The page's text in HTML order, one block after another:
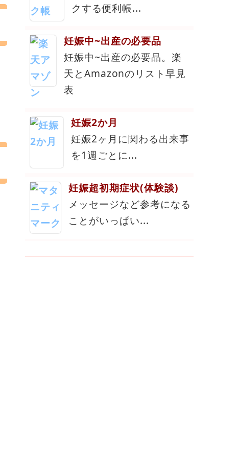
クする便利帳...
妊娠中~出産の必要品
妊娠中~出産の必要品。楽
天とAmazonのリスト早見
表
妊娠2か月
妊娠2ヶ月に関わる出来事
を1週ごとに...
妊娠超初期症状(体験談)
メッセージなど参考になる
ことがいっぱい...